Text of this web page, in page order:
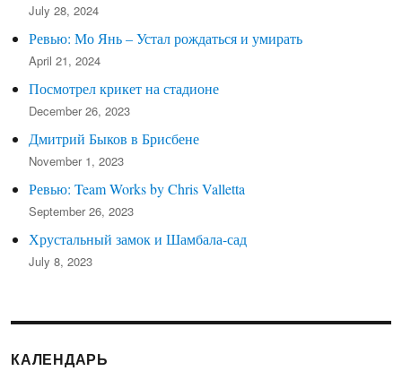
July 28, 2024
Ревью: Мо Янь – Устал рождаться и умирать
April 21, 2024
Посмотрел крикет на стадионе
December 26, 2023
Дмитрий Быков в Брисбене
November 1, 2023
Ревью: Team Works by Chris Valletta
September 26, 2023
Хрустальный замок и Шамбала-сад
July 8, 2023
КАЛЕНДАРЬ